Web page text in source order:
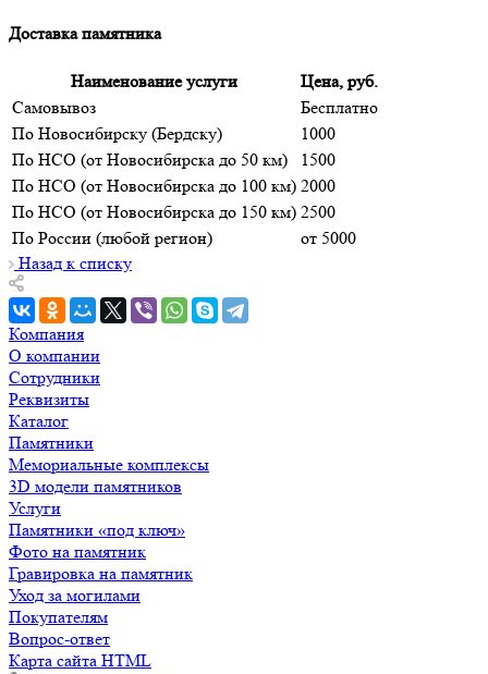
Доставка памятника
Наименование услуги
Цена, руб.
Самовывоз
Бесплатно
По Новосибирску (Бердску)
1000
По НСО (от Новосибирска до 50 км)
1500
По НСО (от Новосибирска до 100 км) 2000
По НСО (от Новосибирска до 150 км) 2500
По России (любой регион)
от 5000
Назад к списку
Компания
О компании
Сотрудники
Реквизиты
Каталог
Памятники
Мемориальные комплексы
3D модели памятников
Услуги
Памятники «под ключ»
Фото на памятник
Гравировка на памятник
Уход за могилами
Покупателям
Вопрос-ответ
Карта сайта HTML